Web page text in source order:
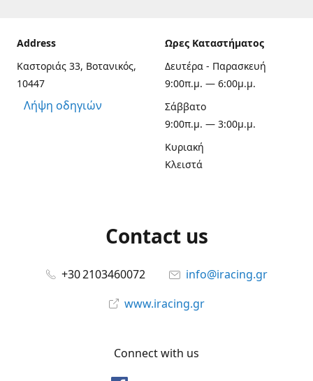
Address
Καστοριάς 33, Βοτανικός,
10447
Λήψη οδηγιών
Ωρες Καταστήματος
Δευτέρα - Παρασκευή
9:00π.μ. — 6:00μ.μ.
Σάββατο
9:00π.μ. — 3:00μ.μ.
Κυριακή
Κλειστά
Contact us
+30 2103460072
info@iracing.gr
www.iracing.gr
Connect with us